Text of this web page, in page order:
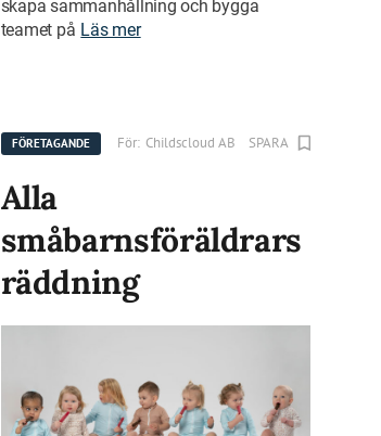
skapa sammanhållning och bygga
teamet på Läs mer
FÖRETAGANDE För: Childscloud AB SPARA
Alla
småbarnsföräldrars
räddning